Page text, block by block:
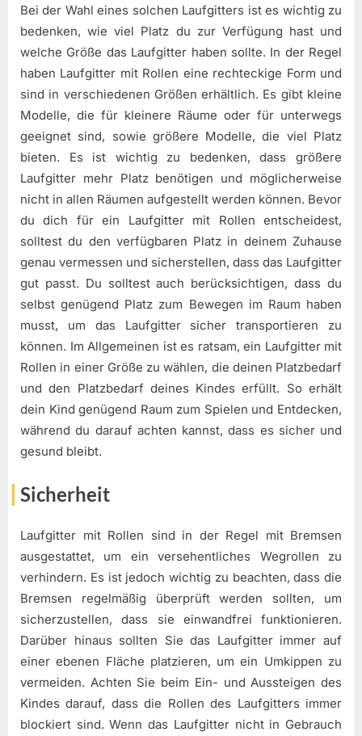
Bei der Wahl eines solchen Laufgitters ist es wichtig zu
bedenken, wie viel Platz du zur Verfügung hast und
welche Größe das Laufgitter haben sollte. In der Regel
haben Laufgitter mit Rollen eine rechteckige Form und
sind in verschiedenen Größen erhältlich. Es gibt kleine
Modelle, die für kleinere Räume oder für unterwegs
geeignet sind, sowie größere Modelle, die viel Platz
bieten. Es ist wichtig zu bedenken, dass größere
Laufgitter mehr Platz benötigen und möglicherweise
nicht in allen Räumen aufgestellt werden können. Bevor
du dich für ein Laufgitter mit Rollen entscheidest,
solltest du den verfügbaren Platz in deinem Zuhause
genau vermessen und sicherstellen, dass das Laufgitter
gut passt. Du solltest auch berücksichtigen, dass du
selbst genügend Platz zum Bewegen im Raum haben
musst, um das Laufgitter sicher transportieren zu
können. Im Allgemeinen ist es ratsam, ein Laufgitter mit
Rollen in einer Größe zu wählen, die deinen Platzbedarf
und den Platzbedarf deines Kindes erfüllt. So erhält
dein Kind genügend Raum zum Spielen und Entdecken,
während du darauf achten kannst, dass es sicher und
gesund bleibt.
Sicherheit
Laufgitter mit Rollen sind in der Regel mit Bremsen
ausgestattet, um ein versehentliches Wegrollen zu
verhindern. Es ist jedoch wichtig zu beachten, dass die
Bremsen regelmäßig überprüft werden sollten, um
sicherzustellen, dass sie einwandfrei funktionieren.
Darüber hinaus sollten Sie das Laufgitter immer auf
einer ebenen Fläche platzieren, um ein Umkippen zu
vermeiden. Achten Sie beim Ein- und Aussteigen des
Kindes darauf, dass die Rollen des Laufgitters immer
blockiert sind. Wenn das Laufgitter nicht in Gebrauch